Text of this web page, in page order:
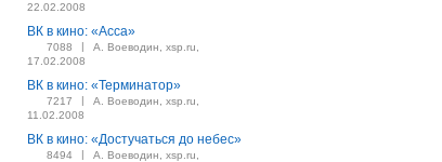
22.02.2008
ВК в кино: «Асса»
7088 |
А. Воеводин, xsp.ru,
17.02.2008
ВК в кино: «Терминатор»
7217 |
А. Воеводин, xsp.ru,
11.02.2008
ВК в кино: «Достучаться до небес»
8494 |
А. Воеводин, xsp.ru,